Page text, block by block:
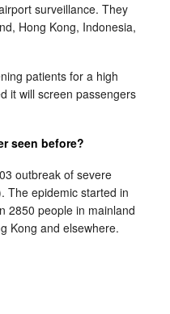
surveillance. They
Hong Kong, Indonesia,
patients for a high
it will screen passengers
seen before?
outbreak of severe
The epidemic started in
2850 people in mainland
Kong and elsewhere.